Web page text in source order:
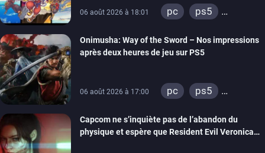
06 août 2026 à 18:01 pc
ps5
switch 2
Onimusha: Way of the Sword – Nos impressions
après deux heures de jeu sur PS5
06 août 2026 à 17:00 pc
ps5
switch 2
Capcom ne s’inquiète pas de l’abandon du
physique et espère que Resident Evil Veronica